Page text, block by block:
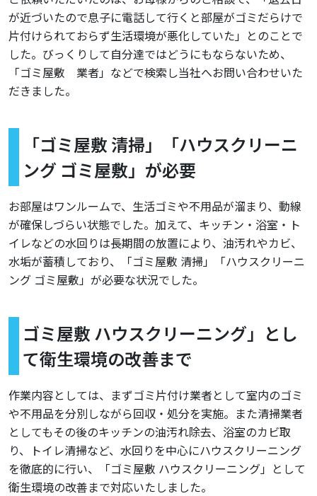
が近づいたので息子に電話して行くと部屋がゴミだらけで
片付けられておらず生活環境が悪化していた」とのことで
した。びっくりして自分達ではどうにもならないため、
「ゴミ屋敷 業者」などで検索し当社へお問い合わせいた
だきました。
「ゴミ屋敷 清掃」「ハウスクリーニ
ング ゴミ屋敷」が必要
お部屋はワンルームで、生活ゴミや不用品が溜まり、動線
が確保しづらい状態でした。加えて、キッチン・浴室・ト
イレなどの水回りは長期間の放置により、油汚れやカビ、
水垢が蓄積しており、「ゴミ屋敷 清掃」「ハウスクリーニ
ング ゴミ屋敷」が必要な状況でした。
ゴミ屋敷 ハウスクリーニング」とし
て衛生環境の改善まで
作業内容としては、まずゴミ片付け業者として室内のゴミ
や不用品を分別しながら回収・処分を実施。また清掃業者
としてもその後のキッチンの油汚れ除去、浴室のカビ取
り、トイレ清掃など、水回りを中心にハウスクリーニング
を徹底的に行い、「ゴミ屋敷 ハウスクリーニング」として
衛生環境の改善まで対応いたしました。